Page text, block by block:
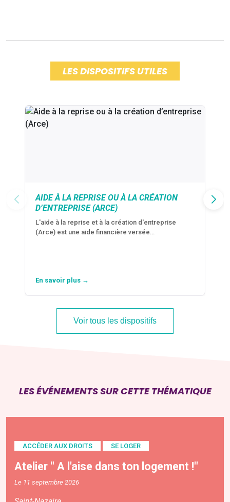
LES DISPOSITIFS UTILES
AIDE À LA REPRISE OU À LA CRÉATION
D’ENTREPRISE (ARCE)
L'aide à la reprise et à la création d'entreprise
(Arce) est une aide financière versée…
En savoir plus →
Voir tous les dispositifs
LES ÉVÉNEMENTS SUR CETTE THÉMATIQUE
ACCÉDER AUX DROITS SE LOGER
Atelier " A l'aise dans ton logement !"
Le 11 septembre 2026